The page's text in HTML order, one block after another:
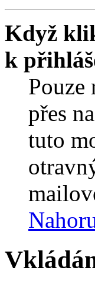
Když
k
přes
tuto